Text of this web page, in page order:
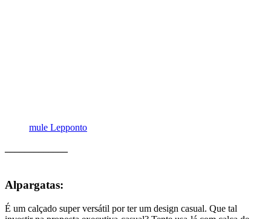
mule Lepponto
Alpargatas:
É um calçado super versátil por ter um design casual. Que tal